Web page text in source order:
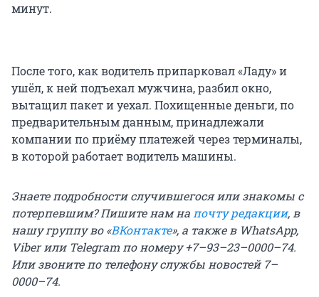
минут.
После того, как водитель припарковал «Ладу» и
ушёл, к ней подъехал мужчина, разбил окно,
вытащил пакет и уехал. Похищенные деньги, по
предварительным данным, принадлежали
компании по приёму платежей через терминалы,
в которой работает водитель машины.
Знаете подробности случившегося или знакомы с
потерпевшим? Пишите нам напочту редакции, в
нашу группу во «ВКонтакте», а также в WhatsApp,
Viber или Telegram по номеру +7–93–23–0000–74.
Или звоните по телефону службы новостей 7–
0000–74.